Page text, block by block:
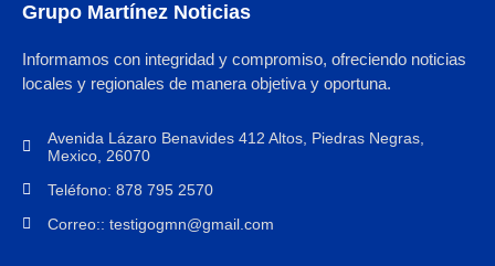
Grupo Martínez Noticias
Informamos con integridad y compromiso, ofreciendo noticias
locales y regionales de manera objetiva y oportuna.
Avenida Lázaro Benavides 412 Altos, Piedras Negras,
Mexico, 26070
Teléfono: 878 795 2570
Correo:: testigogmn@gmail.com